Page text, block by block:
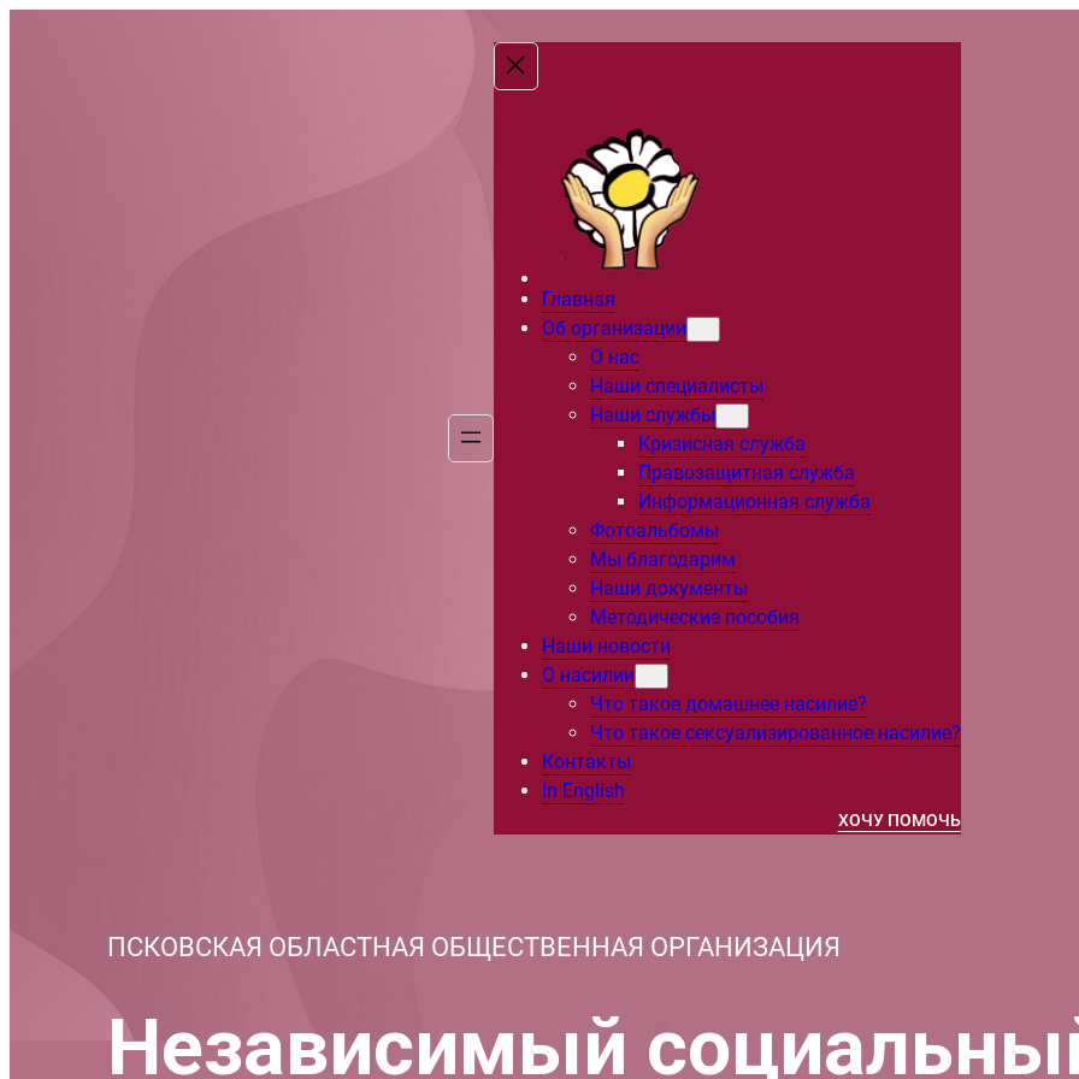
Главная
Об организации
О нас
Наши специалисты
Наши службы
Кризисная служба
Правозащитная служба
Информационная служба
Фотоальбомы
Мы благодарим
Наши документы
Методические пособия
Наши новости
О насилии
Что такое домашнее насилие?
Что такое сексуализированное насилие?
Контакты
In English
ХОЧУ ПОМОЧЬ
ПСКОВСКАЯ ОБЛАСТНАЯ ОБЩЕСТВЕННАЯ ОРГАНИЗАЦИЯ
Независимый